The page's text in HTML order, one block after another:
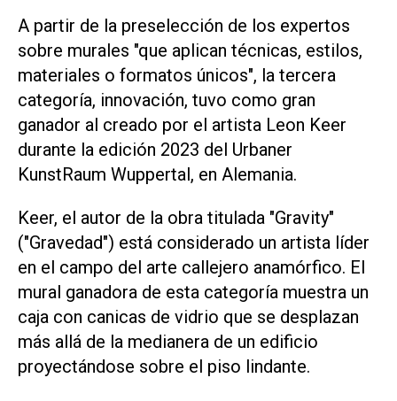
A partir de la preselección de los expertos
sobre murales "que aplican técnicas, estilos,
materiales o formatos únicos", la tercera
categoría, innovación, tuvo como gran
ganador al creado por el artista Leon Keer
durante la edición 2023 del Urbaner
KunstRaum Wuppertal, en Alemania.
Keer, el autor de la obra titulada "Gravity"
("Gravedad") está considerado un artista líder
en el campo del arte callejero anamórfico. El
mural ganadora de esta categoría muestra un
caja con canicas de vidrio que se desplazan
más allá de la medianera de un edificio
proyectándose sobre el piso lindante.